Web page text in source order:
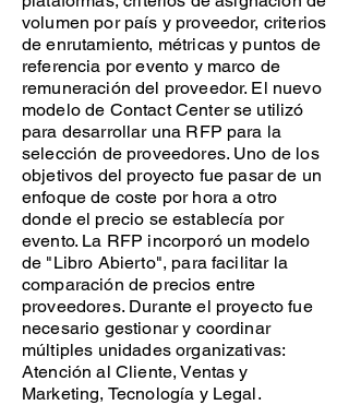
volumen por país y proveedor, criterios
de enrutamiento, métricas y puntos de
referencia por evento y marco de
remuneración del proveedor. El nuevo
modelo de Contact Center se utilizó
para desarrollar una RFP para la
selección de proveedores. Uno de los
objetivos del proyecto fue pasar de un
enfoque de coste por hora a otro
donde el precio se establecía por
evento. La RFP incorporó un modelo
de "Libro Abierto", para facilitar la
comparación de precios entre
proveedores. Durante el proyecto fue
necesario gestionar y coordinar
múltiples unidades organizativas:
Atención al Cliente, Ventas y
Marketing, Tecnología y Legal.